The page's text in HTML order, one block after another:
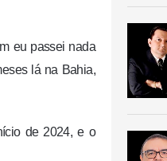
eu passei nada
lá na Bahia,
de 2024, e o